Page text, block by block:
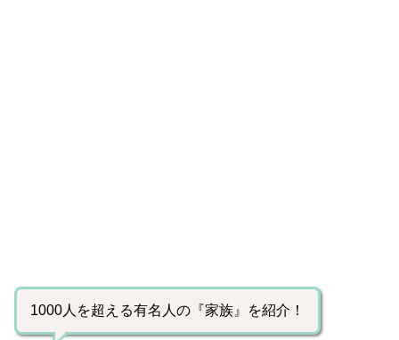
1000人を超える有名人の『家族』を紹介！